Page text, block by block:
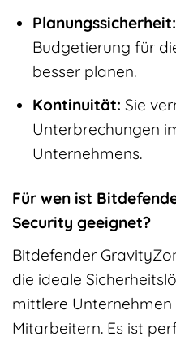
Planungssicherheit:
Budgetierung für
besser planen.
Kontinuität: Sie
Unterbrechungen
Unternehmens.
Für wen ist
Security geeignet?
Bitdefender
die ideale
mittlere Unternehmen
Mitarbeitern. Es ist